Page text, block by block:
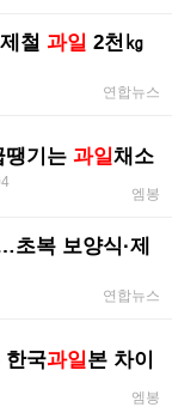
철 과일 2천㎏
연합뉴스
땡기는 과일채소
엠봉
복 보양식·제
연합뉴스
한국과일 본 차이
엠봉